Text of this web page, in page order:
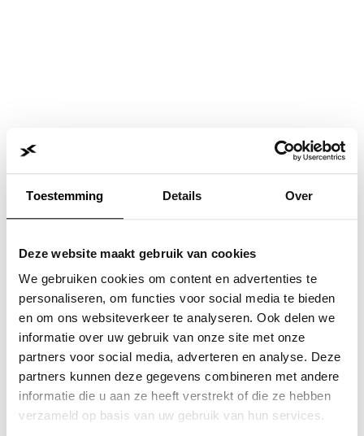
Toestemming Details Over
Deze website maakt gebruik van cookies
We gebruiken cookies om content en advertenties te
personaliseren, om functies voor social media te bieden
en om ons websiteverkeer te analyseren. Ook delen we
informatie over uw gebruik van onze site met onze
partners voor social media, adverteren en analyse. Deze
partners kunnen deze gegevens combineren met andere
informatie die u aan ze heeft verstrekt of die ze hebben
verzameld op basis van uw gebruik van hun services.
Application error: a client-side exception has occurred while
loadingwww.jvk.nl(see the browser consolefor more
information).